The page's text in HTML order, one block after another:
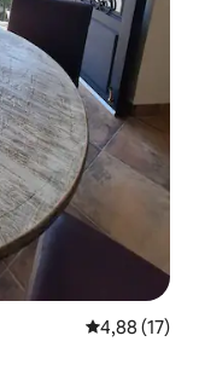
Prosječna
4,88 (17)